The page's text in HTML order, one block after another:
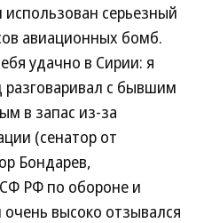
серьезный
авиационных бомб.
удачно в Сирии: я
с бывшим
в запас из-за
(сенатор от
Бондарев,
РФ по обороне и
высоко отзывался